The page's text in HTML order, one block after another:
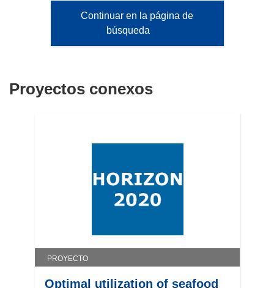
Continuar en la página de
búsqueda
Proyectos conexos
PROYECTO
Optimal utilization of seafood